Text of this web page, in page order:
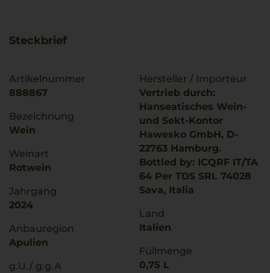
Steckbrief
Artikelnummer
888867
Bezeichnung
Wein
Weinart
Rotwein
Jahrgang
2024
Anbauregion
Apulien
g.U./ g.g.A
Hersteller / Importeur
Vertrieb durch:
Hanseatisches Wein-
und Sekt-Kontor
Hawesko GmbH, D-
22763 Hamburg.
Bottled by: ICQRF IT/TA
64 Per TDS SRL 74028
Sava, Italia
Land
Italien
Füllmenge
0,75 L